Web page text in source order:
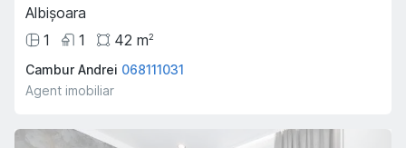
Albișoara
1
1 42 m2
Cambur Andrei 068111031
Agent imobiliar